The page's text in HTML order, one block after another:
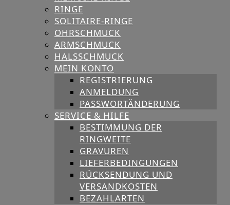
RINGE
SOLITAIRE-RINGE
OHRSCHMUCK
ARMSCHMUCK
HALSSCHMUCK
MEIN KONTO
REGISTRIERUNG
ANMELDUNG
PASSWORTÄNDERUNG
SERVICE & HILFE
BESTIMMUNG DER
RINGWEITE
GRAVUREN
LIEFERBEDINGUNGEN
RÜCKSENDUNG UND
VERSANDKOSTEN
BEZAHLARTEN